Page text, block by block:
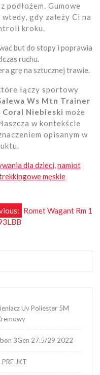
Gumowe
gdy zależy Ci na
kroku.
but do stopy i poprawia
ruchu.
grę na sztucznej trawie.
łączy sportowy
Ws Mtn Trainer
Coral Niebieski może
w kontekście
opisanym w
dla dzieci,namiot
męskie
Romet Wagant Rm 1
Uv Poliester 5M
3Gen 27.5/29 2022
JKT